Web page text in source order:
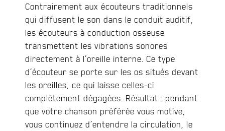
Contrairement aux écouteurs traditionnels
qui diffusent le son dans le conduit auditif,
les écouteurs à conduction osseuse
transmettent les vibrations sonores
directement à l’oreille interne. Ce type
d’écouteur se porte sur les os situés devant
les oreilles, ce qui laisse celles-ci
complètement dégagées. Résultat : pendant
que votre chanson préférée vous motive,
vous continuez d’entendre la circulation, le